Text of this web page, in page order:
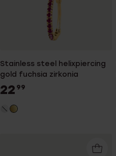
Stainless steel helixpiercing
gold fuchsia zirkonia
22 99